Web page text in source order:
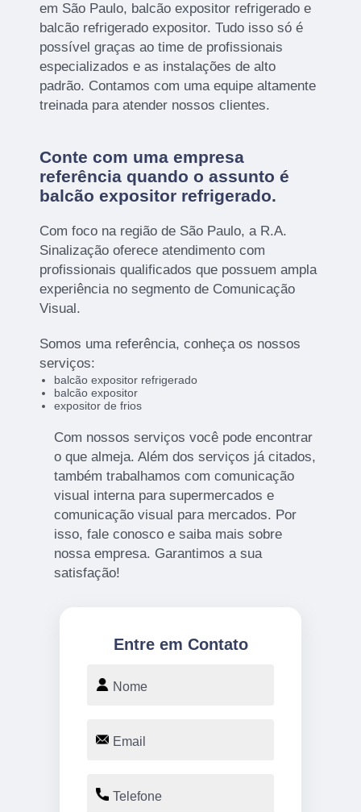
em São Paulo, balcão expositor refrigerado e
balcão refrigerado expositor. Tudo isso só é
possível graças ao time de profissionais
especializados e as instalações de alto
padrão. Contamos com uma equipe altamente
treinada para atender nossos clientes.
Conte com uma empresa
referência quando o assunto é
balcão expositor refrigerado.
Com foco na região de São Paulo, a R.A.
Sinalização oferece atendimento com
profissionais qualificados que possuem ampla
experiência no segmento de Comunicação
Visual.
Somos uma referência, conheça os nossos
serviços:
balcão expositor refrigerado
balcão expositor
expositor de frios
Com nossos serviços você pode encontrar
o que almeja. Além dos serviços já citados,
também trabalhamos com comunicação
visual interna para supermercados e
comunicação visual para mercados. Por
isso, fale conosco e saiba mais sobre
nossa empresa. Garantimos a sua
satisfação!
Entre em Contato